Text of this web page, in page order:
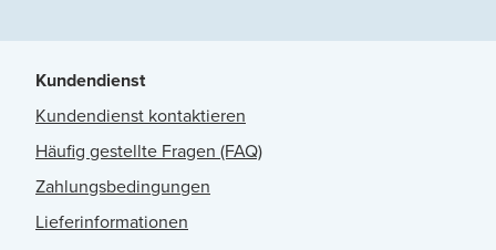
Kundendienst
Kundendienst kontaktieren
Häufig gestellte Fragen (FAQ)
Zahlungsbedingungen
Lieferinformationen